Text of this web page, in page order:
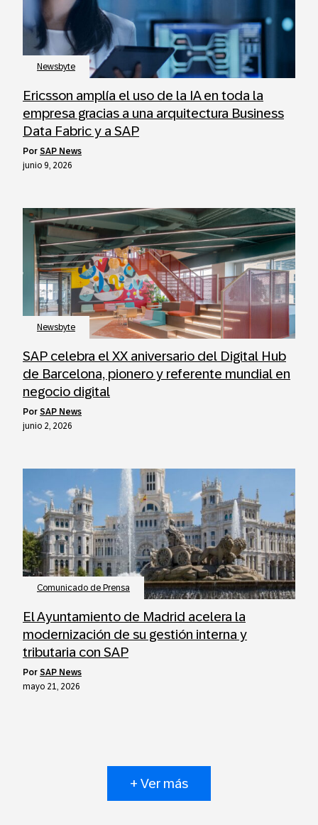
Newsbyte
Ericsson amplía el uso de la IA en toda la
empresa gracias a una arquitectura Business
Data Fabric y a SAP
por SAP News
junio 9, 2026
Newsbyte
SAP celebra el XX aniversario del Digital Hub
de Barcelona, pionero y referente mundial en
negocio digital
por SAP News
junio 2, 2026
Comunicado de Prensa
El Ayuntamiento de Madrid acelera la
modernización de su gestión interna y
tributaria con SAP
por SAP News
mayo 21, 2026
+ Ver más